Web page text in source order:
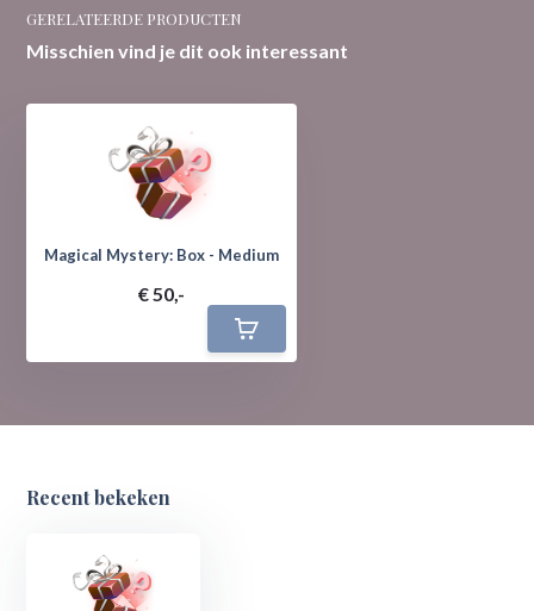
GERELATEERDE PRODUCTEN
Misschien vind je dit ook interessant
Magical Mystery: Box - Medium
€ 50,-
Recent bekeken